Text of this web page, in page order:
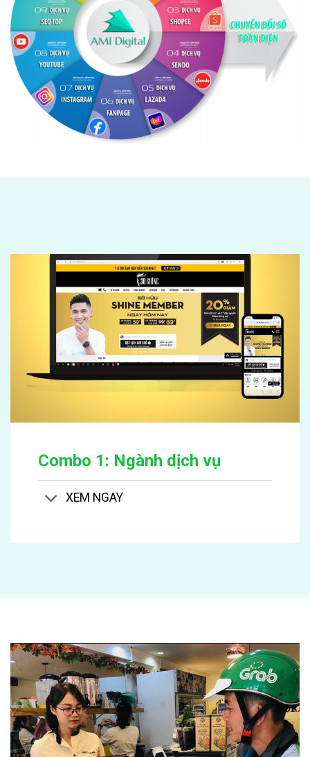
Combo 1: Ngành dịch vụ
XEM NGAY